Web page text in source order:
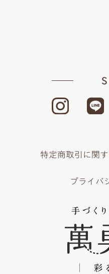
特定商取引に関
プライバ